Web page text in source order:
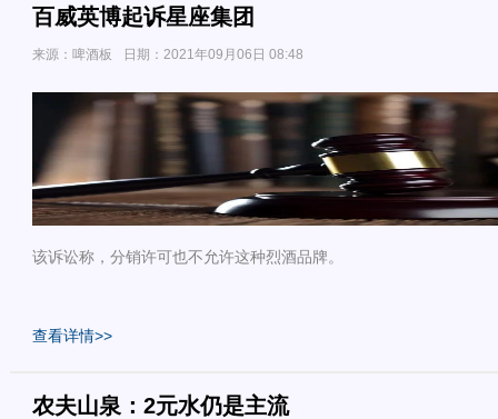
百威英博起诉星座集团
来源：啤酒板 日期：2021年09月06日 08:48
该诉讼称，分销许可也不允许这种烈酒品牌。
查看详情>>
农夫山泉：2元水仍是主流